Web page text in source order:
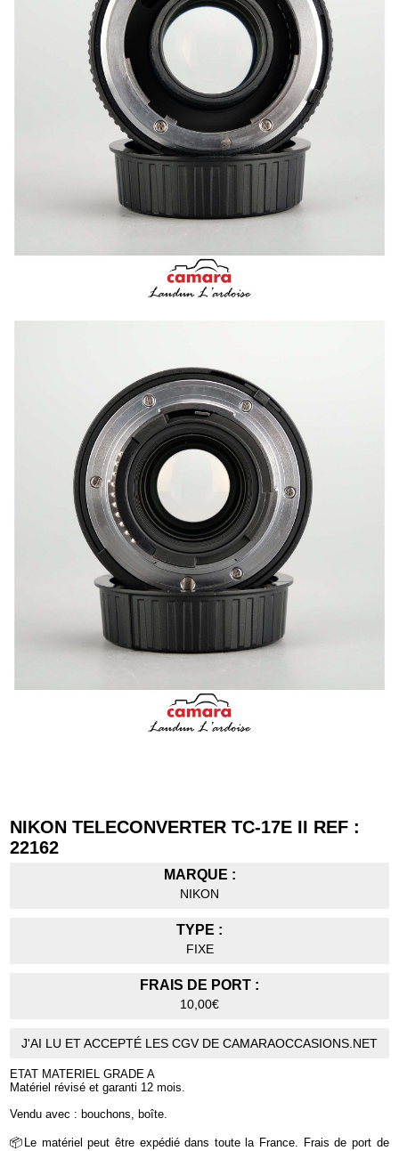
NIKON TELECONVERTER TC-17E II REF :
22162
MARQUE :
NIKON
TYPE :
FIXE
FRAIS DE PORT :
10,00€
J'AI LU ET ACCEPTÉ LES CGV DE CAMARAOCCASIONS.NET
ETAT MATERIEL GRADE A
Matériel révisé et garanti 12 mois.
Vendu avec : bouchons, boîte.
📦Le matériel peut être expédié dans toute la France. Frais de port de